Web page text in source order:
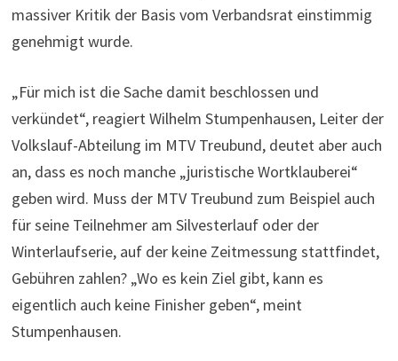
massiver Kritik der Basis vom Verbandsrat einstimmig
genehmigt wurde.
„Für mich ist die Sache damit beschlossen und
verkündet“, reagiert Wilhelm Stumpenhausen, Leiter der
Volkslauf-Abteilung im MTV Treubund, deutet aber auch
an, dass es noch manche „juristische Wortklauberei“
geben wird. Muss der MTV Treubund zum Beispiel auch
für seine Teilnehmer am Silvesterlauf oder der
Winterlaufserie, auf der keine Zeitmessung stattfindet,
Gebühren zahlen? „Wo es kein Ziel gibt, kann es
eigentlich auch keine Finisher geben“, meint
Stumpenhausen.